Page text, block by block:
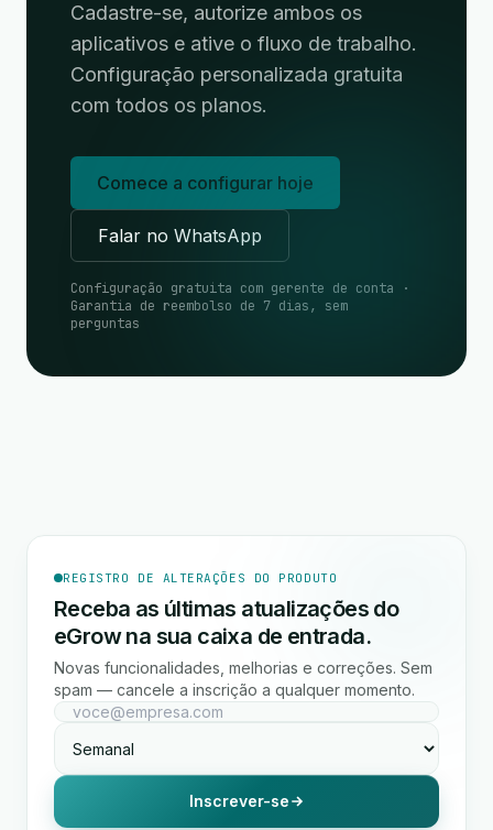
Cadastre-se, autorize ambos os
aplicativos e ative o fluxo de trabalho.
Configuração personalizada gratuita
com todos os planos.
Comece a configurar hoje
Falar no WhatsApp
Configuração gratuita com gerente de conta ·
Garantia de reembolso de 7 dias, sem
perguntas
REGISTRO DE ALTERAÇÕES DO PRODUTO
Receba as últimas atualizações do
eGrow na sua caixa de entrada.
Novas funcionalidades, melhorias e correções. Sem
spam — cancele a inscrição a qualquer momento.
Inscrever-se